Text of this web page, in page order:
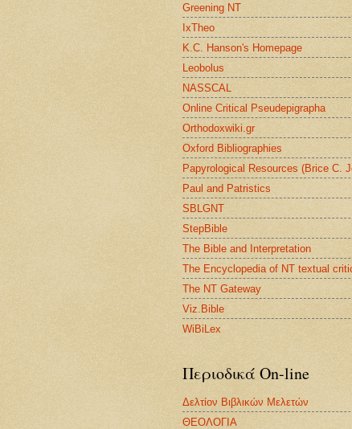
Greening NT
IxTheo
K.C. Hanson's Homepage
Leobolus
NASSCAL
Online Critical Pseudepigrapha
Orthodoxwiki.gr
Oxford Bibliographies
Papyrological Resources (Brice C.
Paul and Patristics
SBLGNT
StepBible
The Bible and Interpretation
The Encyclopedia of NT textual
The NT Gateway
Viz.Bible
WiBiLex
Περιοδικά On-line
Δελτίον Βιβλικών Μελετών
ΘΕΟΛΟΓΙΑ